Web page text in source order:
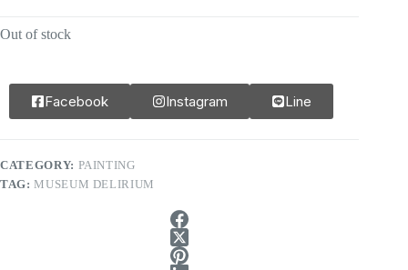
Out of stock
Facebook Instagram Line
CATEGORY: PAINTING
TAG:MUSEUM DELIRIUM